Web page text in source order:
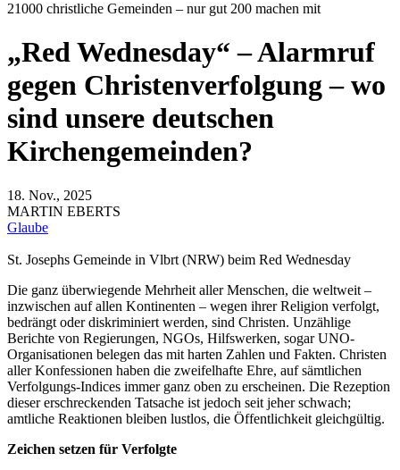
21000 christliche Gemeinden – nur gut 200 machen mit
„Red Wednesday“ – Alarmruf
gegen Christenverfolgung – wo
sind unsere deutschen
Kirchengemeinden?
18. Nov., 2025
MARTIN EBERTS
Glaube
St. Josephs Gemeinde in Vlbrt (NRW) beim Red Wednesday
Die ganz überwiegende Mehrheit aller Menschen, die weltweit –
inzwischen auf allen Kontinenten – wegen ihrer Religion verfolgt,
bedrängt oder diskriminiert werden, sind Christen. Unzählige
Berichte von Regierungen, NGOs, Hilfswerken, sogar UNO-
Organisationen belegen das mit harten Zahlen und Fakten. Christen
aller Konfessionen haben die zweifelhafte Ehre, auf sämtlichen
Verfolgungs-Indices immer ganz oben zu erscheinen. Die Rezeption
dieser erschreckenden Tatsache ist jedoch seit jeher schwach;
amtliche Reaktionen bleiben lustlos, die Öffentlichkeit gleichgültig.
Zeichen setzen für Verfolgte